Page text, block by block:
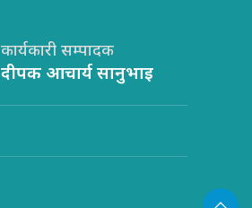
कार्यकारी सम्पादक
दीपक आचार्य सानुभाइ